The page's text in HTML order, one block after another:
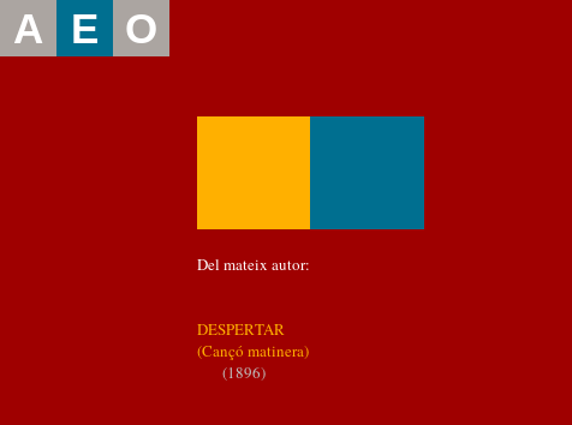
A E O
Del mateix autor:
DESPERTAR
(Cançó matinera)
(1896)